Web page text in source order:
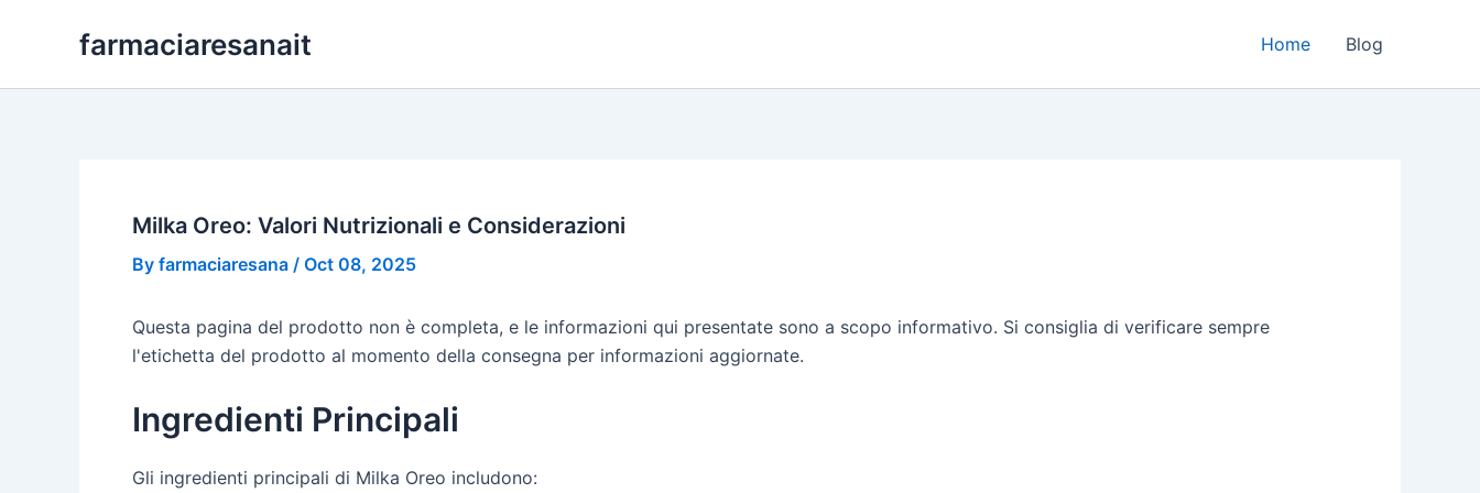
farmaciaresanait Home Blog
Milka Oreo: Valori Nutrizionali e Considerazioni
By farmaciaresana / Oct 08, 2025
Questa pagina del prodotto non è completa, e le informazioni qui presentate sono a scopo informativo. Si consiglia di verificare sempre
l'etichetta del prodotto al momento della consegna per informazioni aggiornate.
Ingredienti Principali
Gli ingredienti principali di Milka Oreo includono: